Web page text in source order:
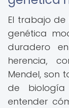
El trabajo
genética
duradero
herencia,
Mendel, son
de
entender